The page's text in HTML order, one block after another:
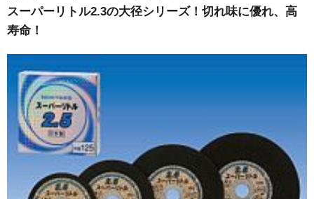
スーパーリトル2.3の大径シリーズ！切れ味に優れ、高
寿命！